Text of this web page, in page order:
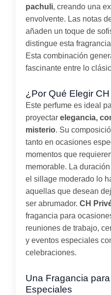
pachuli, creando una
envolvente. Las notas
añaden un toque de
distingue esta
Esta combinación
fascinante entre lo
¿Por Qué Elegir
Este perfume es ideal
proyectar elegancia,
misterio. Su
tanto en ocasiones
momentos que
memorable. La
el sillage moderado lo
aquellas que desean
ser abrumador. CH
fragancia para
reuniones de trabajo,
y eventos especiales
celebraciones.
Una Fragancia
Especiales